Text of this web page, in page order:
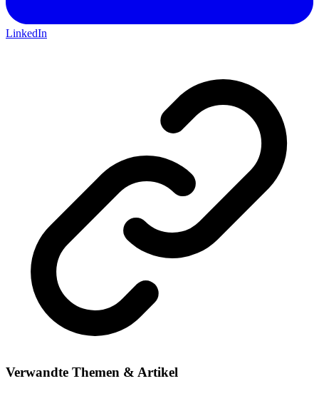
LinkedIn
Verwandte Themen & Artikel